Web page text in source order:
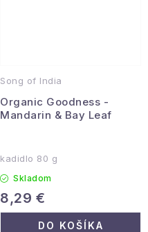
Song of India
Organic Goodness -
Mandarin & Bay Leaf
kadidlo 80 g
Skladom
8,29 €
DO KOŠÍKA